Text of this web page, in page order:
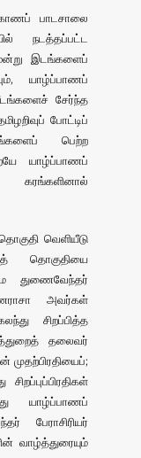
பாடசாலை
நடத்தப்பட்ட
இடங்களைப்
யாழ்ப்பாணப்
சேர்ந்த
போட்டிப்
பெற்ற
யாழ்ப்பாணப்
வெளியீடு
தொகுதியை
துணைவேந்தர்
அவர்கள்
சிறப்பித்த
தலைவர்
யாழ்ப்பாணப்
பேராசிரியர்
வாழ்த்துரையும்